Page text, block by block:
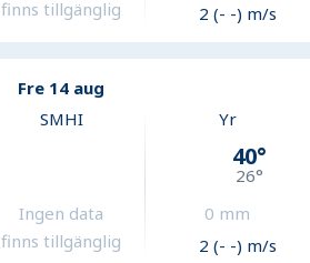
finns tillgänglig
2 (- -) m/s
Fre 14 aug
SMHI
Ingen data
finns tillgänglig
Yr
40°
26°
0 mm
2 (- -) m/s